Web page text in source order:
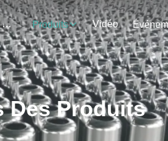
À Propos De Nous Produits Vidéo
Des Produits